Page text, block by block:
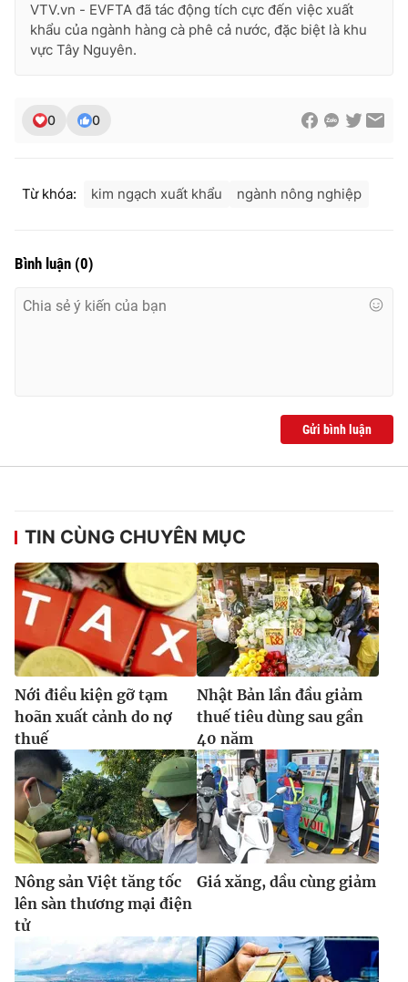
VTV.vn - EVFTA đã tác động tích cực đến việc xuất
khẩu của ngành hàng cà phê cả nước, đặc biệt là khu
vực Tây Nguyên.
0 0
Từ khóa: kim ngạch xuất khẩu ngành nông nghiệp
Bình luận (0)
Gửi bình luận
TIN CÙNG CHUYÊN MỤC
Nới điều kiện gỡ tạm
hoãn xuất cảnh do nợ
thuế
Nhật Bản lần đầu giảm
thuế tiêu dùng sau gần
40 năm
Nông sản Việt tăng tốc
lên sàn thương mại điện
tử
Giá xăng, dầu cùng giảm